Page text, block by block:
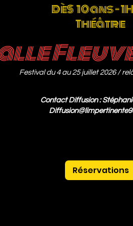
DèS 10 ans -
Théâtre
Festivaldu 4 au 25 juillet 2026/
Contact Diffusion :
Réservations